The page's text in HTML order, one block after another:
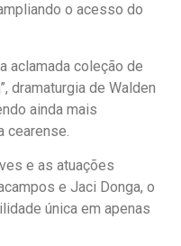
o acesso do
aclamada coleção de
dramaturgia de Walden
ainda mais
cearense.
e as atuações
e Jaci Donga, o
única em apenas